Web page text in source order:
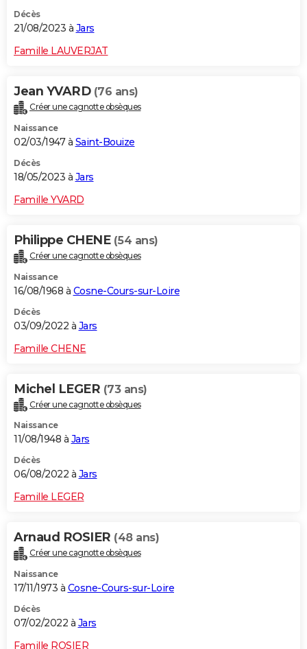
Décès
21/08/2023 à Jars
Famille LAUVERJAT
Jean YVARD (76 ans)
Créer une cagnotte obsèques
Naissance
02/03/1947 à Saint-Bouize
Décès
18/05/2023 à Jars
Famille YVARD
Philippe CHENE (54 ans)
Créer une cagnotte obsèques
Naissance
16/08/1968 à Cosne-Cours-sur-Loire
Décès
03/09/2022 à Jars
Famille CHENE
Michel LEGER (73 ans)
Créer une cagnotte obsèques
Naissance
11/08/1948 à Jars
Décès
06/08/2022 à Jars
Famille LEGER
Arnaud ROSIER (48 ans)
Créer une cagnotte obsèques
Naissance
17/11/1973 à Cosne-Cours-sur-Loire
Décès
07/02/2022 à Jars
Famille ROSIER